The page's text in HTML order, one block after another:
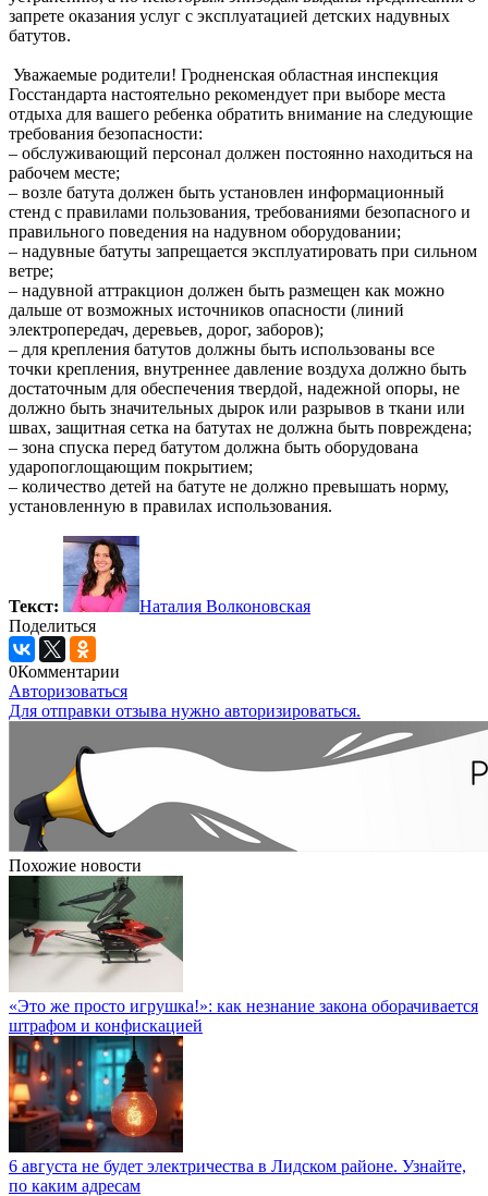
запрете оказания услуг с эксплуатацией детских надувных
батутов.
Уважаемые родители! Гродненская областная инспекция
Госстандарта настоятельно рекомендует при выборе места
отдыха для вашего ребенка обратить внимание на следующие
требования безопасности:
– обслуживающий персонал должен постоянно находиться на
рабочем месте;
– возле батута должен быть установлен информационный
стенд с правилами пользования, требованиями безопасного и
правильного поведения на надувном оборудовании;
– надувные батуты запрещается эксплуатировать при сильном
ветре;
– надувной аттракцион должен быть размещен как можно
дальше от возможных источников опасности (линий
электропередач, деревьев, дорог, заборов);
– для крепления батутов должны быть использованы все
точки крепления, внутреннее давление воздуха должно быть
достаточным для обеспечения твердой, надежной опоры, не
должно быть значительных дырок или разрывов в ткани или
швах, защитная сетка на батутах не должна быть повреждена;
– зона спуска перед батутом должна быть оборудована
ударопоглощающим покрытием;
– количество детей на батуте не должно превышать норму,
установленную в правилах использования.
Текст:
Наталия Волконовская
Поделиться
0Комментарии
Авторизоваться
Для отправки отзыва нужно авторизироваться.
Похожие новости
«Это же просто игрушка!»: как незнание закона оборачивается
штрафом и конфискацией
6 августа не будет электричества в Лидском районе. Узнайте,
по каким адресам